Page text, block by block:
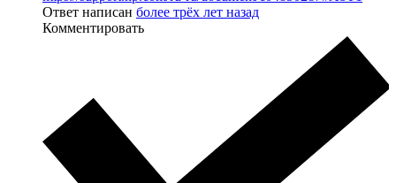
Ответ написан более трёх лет назад
Комментировать